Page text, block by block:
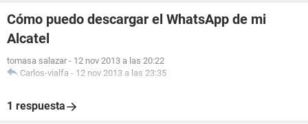
Cómo puedo descargar el WhatsApp de mi
Alcatel
tomasa salazar - 12 nov 2013 a las 20:22
Carlos-vialfa - 12 nov 2013 a las 23:35
1 respuesta